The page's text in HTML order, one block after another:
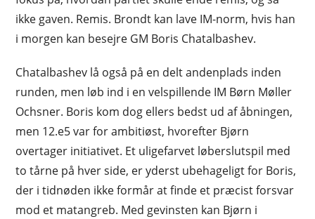
ikke gaven. Remis. Brondt kan lave IM-norm, hvis han
i morgen kan besejre GM Boris Chatalbashev.
Chatalbashev lå også på en delt andenplads inden
runden, men løb ind i en velspillende IM Børn Møller
Ochsner. Boris kom dog ellers bedst ud af åbningen,
men 12.e5 var for ambitiøst, hvorefter Bjørn
overtager initiativet. Et uligefarvet løberslutspil med
to tårne på hver side, er yderst ubehageligt for Boris,
der i tidnøden ikke formår at finde et præcist forsvar
mod et matangreb. Med gevinsten kan Bjørn i